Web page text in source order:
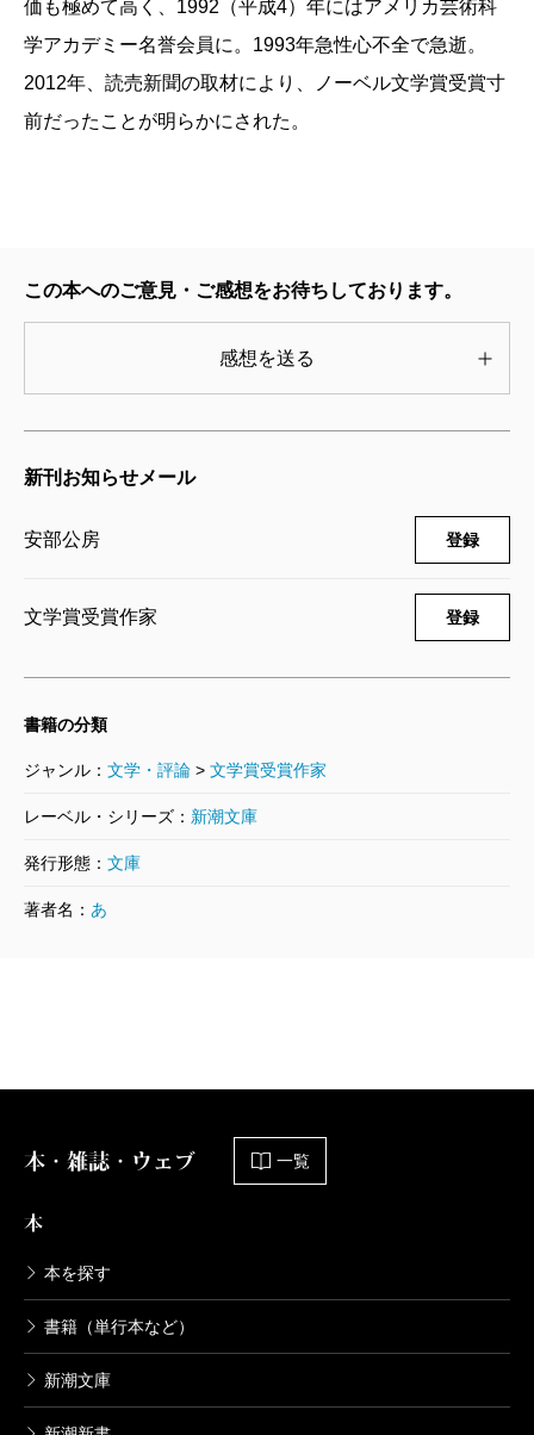
価も極めて高く、1992（平成4）年にはアメリカ芸術科
学アカデミー名誉会員に。1993年急性心不全で急逝。
2012年、読売新聞の取材により、ノーベル文学賞受賞寸
前だったことが明らかにされた。
この本へのご意見・ご感想をお待ちしております。
感想を送る
新刊お知らせメール
安部公房 登録
文学賞受賞作家 登録
書籍の分類
ジャンル： 文学・評論 > 文学賞受賞作家
レーベル・シリーズ： 新潮文庫
発行形態： 文庫
著者名： あ
本・雑誌・ウェブ 一覧
本
本を探す
書籍（単行本など）
新潮文庫